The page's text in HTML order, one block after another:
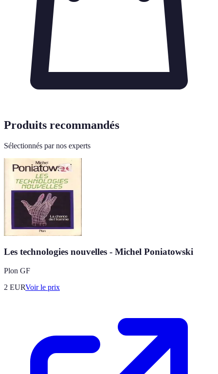
Produits recommandés
Sélectionnés par nos experts
Les technologies nouvelles - Michel Poniatowski
Plon GF
2 EURVoir le prix